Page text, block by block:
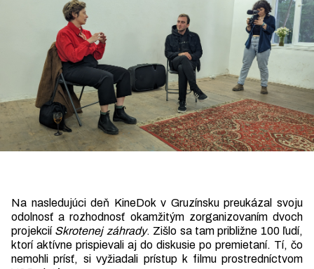
Na nasledujúci deň KineDok v Gruzínsku preukázal svoju
odolnosť a rozhodnosť okamžitým zorganizovaním dvoch
projekcií Skrotenej záhrady. Zišlo sa tam približne 100 ľudí,
ktorí aktívne prispievali aj do diskusie po premietaní. Tí, čo
nemohli prísť, si vyžiadali prístup k filmu prostredníctvom